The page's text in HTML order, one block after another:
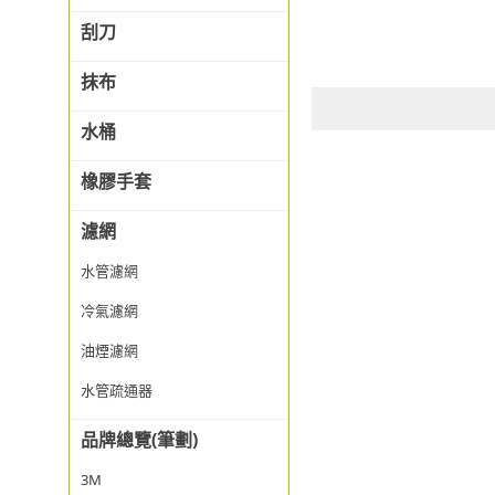
刮刀
抹布
水桶
橡膠手套
濾網
水管濾網
冷氣濾網
油煙濾網
水管疏通器
品牌總覽(筆劃)
3M